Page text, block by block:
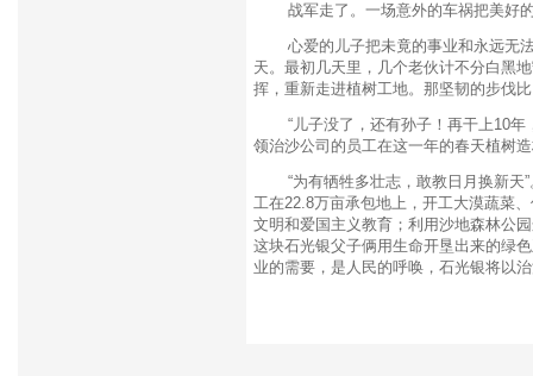
战军走了。一场意外的车祸把美好
心爱的儿子把未竟的事业和永远无法
天。最初几天里，几个老伙计不分白黑
挥，重新走进植树工地。那坚韧的步伐
“儿子没了，还有孙子！再干上10年
领治沙公司的员工在这一年的春天植树
“为有牺牲多壮志，敢教日月换新天”
工在22.8万亩承包地上，开工大漠蔬菜
文明和爱国主义教育；利用沙地森林公
这块石光银父子俩用生命开垦出来的绿
业的需要，是人民的呼唤，石光银将以